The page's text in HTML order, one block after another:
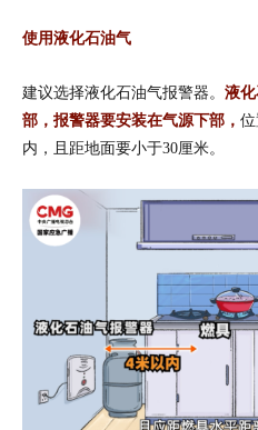
使用液化石油气
建议选择液化石油气报警器。 液
部，报警器要安装在气源下部 ，
内，且距地面要小于30厘米。